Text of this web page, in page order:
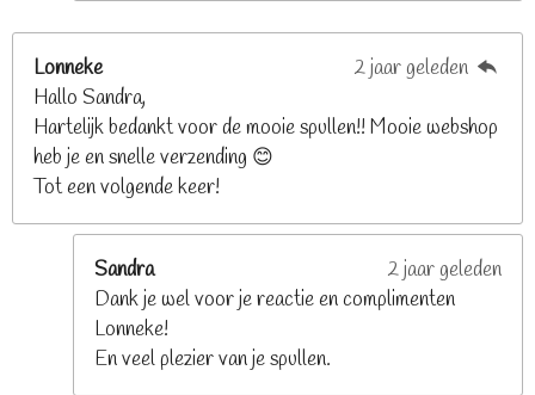
Lonneke
2 jaar geleden
Hallo Sandra,
Hartelijk bedankt voor de mooie spullen!! Mooie webshop
heb je en snelle verzending 😊
Tot een volgende keer!
Sandra
2 jaar geleden
Dank je wel voor je reactie en complimenten
Lonneke!
En veel plezier van je spullen.